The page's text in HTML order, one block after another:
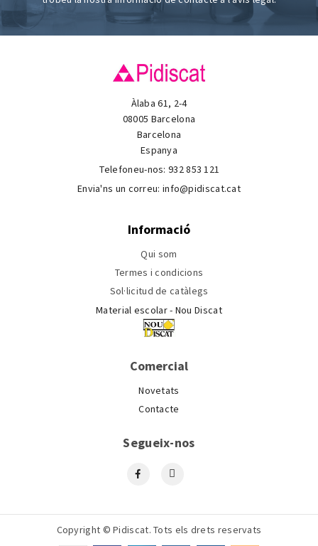
Àlaba 61, 2-4
08005 Barcelona
Barcelona
Espanya
Telefoneu-nos:932 853 121
Envia'ns un correu: info@pidiscat.cat
Informació
Qui som
Termes i condicions
Sol·licitud de catàlegs
Material escolar - Nou Discat
Comercial
Novetats
Contacte
Segueix-nos
Copyright © Pidiscat. Tots els drets reservats